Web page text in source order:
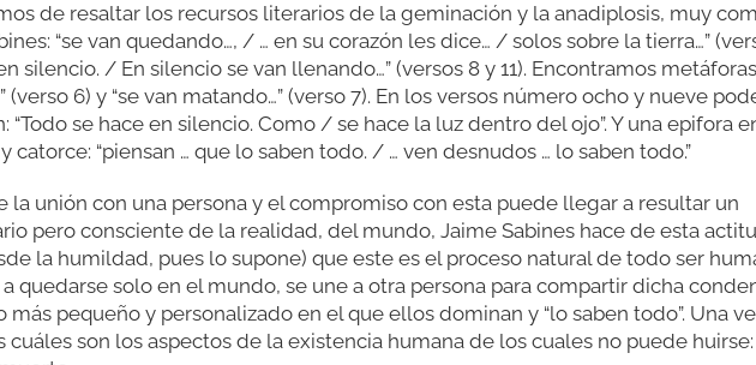
de resaltar los recursos literarios de la geminación y la anadiplosis, muy
“se van quedando…, / … en su corazón les dice… / solos sobre la tierra…”
silencio. / En silencio se van llenando…” (versos 8 y 11). Encontramos
(verso 6) y “se van matando…” (verso 7). En los versos número ocho y nueve
“Todo se hace en silencio. Como / se hace la luz dentro del ojo”. Y una epifora
catorce: “piensan … que lo saben todo. / … ven desnudos … lo saben todo.”
la unión con una persona y el compromiso con esta puede llegar a resultar un
pero consciente de la realidad, del mundo, Jaime Sabines hace de esta
la humildad, pues lo supone) que este es el proceso natural de todo ser
quedarse solo en el mundo, se une a otra persona para compartir dicha
pequeño y personalizado en el que ellos dominan y “lo saben todo”. Una
cuáles son los aspectos de la existencia humana de los cuales no puede